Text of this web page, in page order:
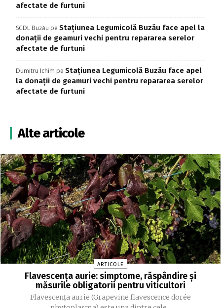
afectate de furtuni
SCDL Buzău pe Stațiunea Legumicolă Buzău face apel la
donații de geamuri vechi pentru repararea serelor
afectate de furtuni
Dumitru Ichim pe Stațiunea Legumicolă Buzău face apel
la donații de geamuri vechi pentru repararea serelor
afectate de furtuni
Alte articole
ARTICOLE
Flavescența aurie: simptome, răspândire și
măsurile obligatorii pentru viticultori
Flavescența aurie (Grapevine flavescence dorée